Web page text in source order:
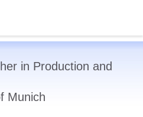
in Production and
Munich